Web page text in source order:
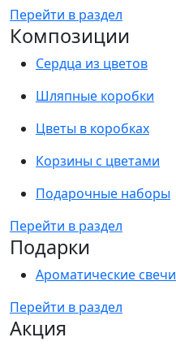
Перейти в раздел
Композиции
Сердца из цветов
Шляпные коробки
Цветы в коробках
Корзины с цветами
Подарочные наборы
Перейти в раздел
Подарки
Ароматические свечи
Перейти в раздел
Акция